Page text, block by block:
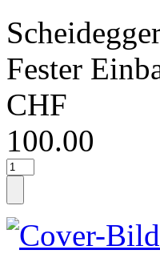
Fester
CHF
100.00